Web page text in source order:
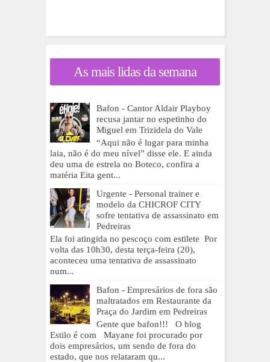
As mais lidas da semana
Bafon - Cantor Aldair Playboy
recusa jantar no espetinho do
Miguel em Trizidela do Vale
“Aqui não é lugar para minha
laia, não é do meu nível” disse ele. E ainda
deu uma de estrela no Boteco, confira a
matéria Eita gent...
Urgente - Personal trainer e
modelo da CHICROF CITY
sofre tentativa de assassinato em
Pedreiras
Ela foi atingida no pescoço com estilete Por
volta das 10h30, desta terça-feira (20),
aconteceu uma tentativa de assassinato
num...
Bafon - Empresários de fora são
maltratados em Restaurante da
Praça do Jardim em Pedreiras
Gente que bafon!!! O blog
Estilo é com Mayane foi procurado por
dois empresários, um sendo de fora do
estado, que nos relataram qu...